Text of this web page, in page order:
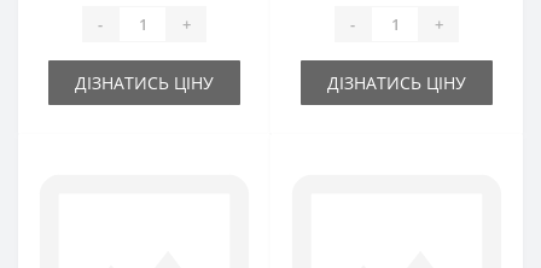
- +
ДІЗНАТИСЬ ЦІНУ
- +
ДІЗНАТИСЬ ЦІНУ